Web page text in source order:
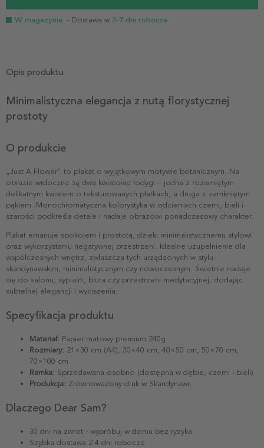
W magazynie - Dostawa w 3-7 dni robocze
Opis produktu
Minimalistyczna elegancja z nutą florystycznej
prostoty
O produkcie
„Just A Flower” to plakat o wyjątkowym motywie botanicznym. Na
obrazie widoczne są dwa kwiatowe łodygi – jedna z rozwiniętym
delikatnym kwiatem o teksturowanych płatkach, a druga z zamkniętym
pąkiem. Monochromatyczna kolorystyka w odcieniach czerni, bieli i
szarości podkreśla detale i nadaje obrazowi ponadczasowy charakter.
Plakat emanuje spokojem i prostotą, dzięki minimalistycznemu stylowi
oraz wykorzystaniu negatywnej przestrzeni. Idealne uzupełnienie dla
współczesnych wnętrz, zwłaszcza tych urządzonych w stylu
skandynawskim, minimalistycznym czy nowoczesnym. Świetnie nadaje
się do salonu, sypialni, biura czy przestrzeni medytacyjnej, dodając
subtelnej elegancji i wyciszenia.
Specyfikacja produktu
Materiał: Papier matowy premium 240g
Rozmiary: 21×30 cm (A4), 30×40 cm, 40×50 cm, 50×70 cm,
70×100 cm
Ramka: Sprzedawana osobno (dostępna w dębie, czerni i bieli)
Produkcja: Zrównoważony druk w Skandynawii
Dlaczego Dear Sam?
30 dni na zwrot - wypróbuj w domu bez ryzyka
Szybka dostawa 2-4 dni robocze